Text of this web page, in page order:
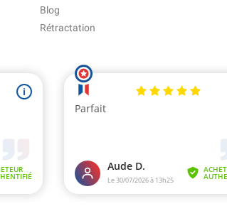
Blog
Rétractation